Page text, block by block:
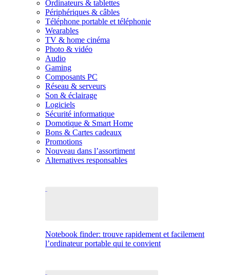
Ordinateurs & tablettes
Périphériques & câbles
Téléphone portable et téléphonie
Wearables
TV & home cinéma
Photo & vidéo
Audio
Gaming
Composants PC
Réseau & serveurs
Son & éclairage
Logiciels
Sécurité informatique
Domotique & Smart Home
Bons & Cartes cadeaux
Promotions
Nouveau dans l’assortiment
Alternatives responsables
Notebook finder: trouve rapidement et facilement
l’ordinateur portable qui te convient